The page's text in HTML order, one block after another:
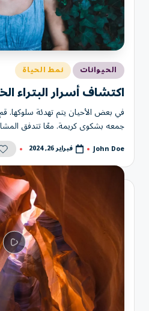
نُشر
في
الحيوانات نمط الحياة
اكتشاف أسرار البتراء
في بعض الأحيان يتم تهدئة
جمعه بشكوى كريمة. معًا تتدفق
تمّ
بواسطة
John Doe فبراير 26, 2024